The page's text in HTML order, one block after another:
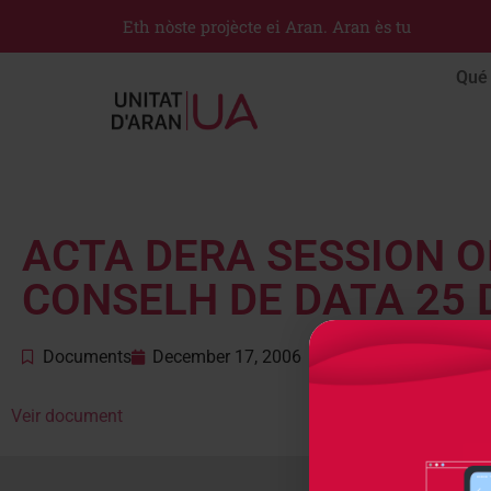
Eth nòste projècte ei Aran. Aran ès tu
ACTA DERA SESSION
CONSELH DE DATA 25
Documents December 17, 2006
Veir document